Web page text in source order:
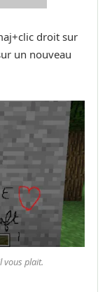
droit sur
un nouveau
vous plait.